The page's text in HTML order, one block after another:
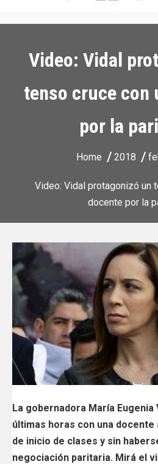
Video: Vidal
tenso cruce con
por la
Home 2018
Video: Vidal protagonizó un
docente por la
La gobernadora María Eugenia
últimas horas con una docente
de inicio de clases y sin
negociación paritaria. Mirá el